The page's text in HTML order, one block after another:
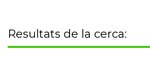
Resultats de la cerca: